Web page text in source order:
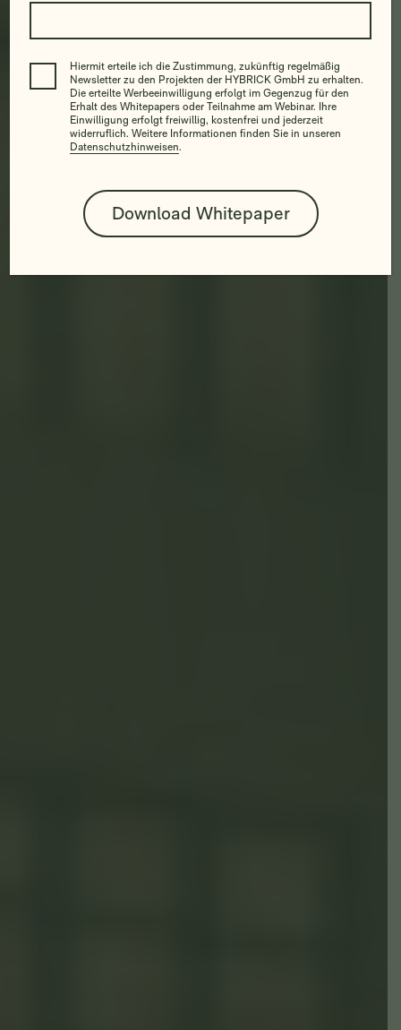
Hiermit erteile ich die Zustimmung, zukünftig regelmäßig
Newsletter zu den Projekten der HYBRICK GmbH zu erhalten.
Die erteilte Werbeeinwilligung erfolgt im Gegenzug für den
Erhalt des Whitepapers oder Teilnahme am Webinar. Ihre
Einwilligung erfolgt freiwillig, kostenfrei und jederzeit
widerruflich. Weitere Informationen finden Sie in unseren
Datenschutzhinweisen.
Bitte lasse dieses Feld leer.